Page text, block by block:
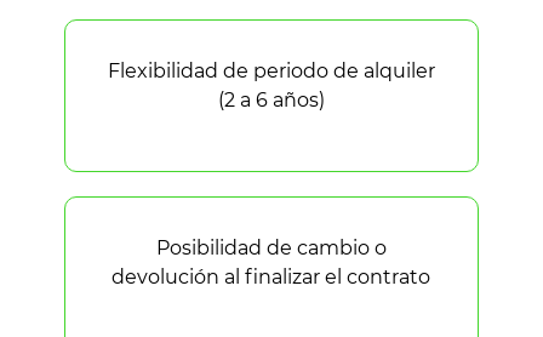
Flexibilidad de periodo de alquiler
(2 a 6 años)
Posibilidad de cambio o
devolución al finalizar el contrato